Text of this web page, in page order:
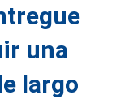
una
largo